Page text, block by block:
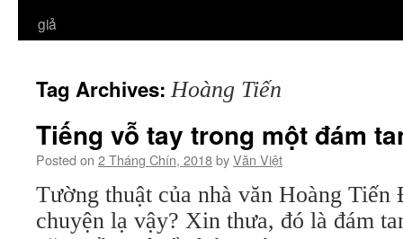
giả
Tag Archives:Hoàng Tiến
Tiếng vỗ tay trong một đám
Posted on 2 Tháng Chín, 2018byVăn Việt
Tường thuật của nhà văn Hoàng Tiến
chuyện lạ vậy? Xin thưa, đó là đám